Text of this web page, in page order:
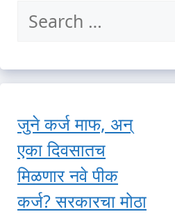
Search
जुने कर्ज माफ, अन्
एका दिवसातच
मिळणार नवे पीक
कर्ज? सरकारचा मोठा